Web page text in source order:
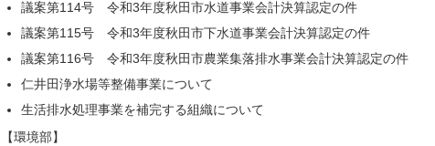
議案第114号 令和3年度秋田市水道事業会計決算認定の件
議案第115号 令和3年度秋田市下水道事業会計決算認定の件
議案第116号 令和3年度秋田市農業集落排水事業会計決算認定の件
仁井田浄水場等整備事業について
生活排水処理事業を補完する組織について
【環境部】